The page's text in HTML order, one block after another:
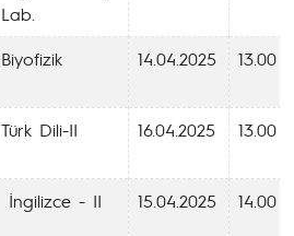
Lab.
Biyofizik 14.04.2025 13.00
Türk Dili-II 16.04.2025 13.00
İngilizce - II 15.04.2025 14.00